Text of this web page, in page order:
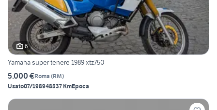
6
Yamaha super tenere 1989 xtz750
5.000 €Roma (RM)
Usato07/198948537 KmEpoca